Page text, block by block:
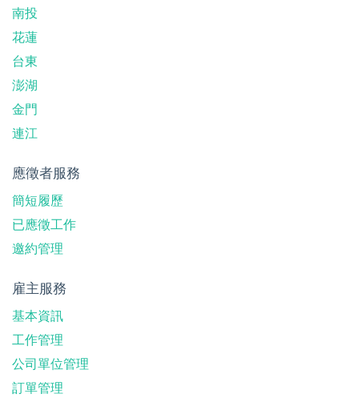
南投
花蓮
台東
澎湖
金門
連江
應徵者服務
簡短履歷
已應徵工作
邀約管理
雇主服務
基本資訊
工作管理
公司單位管理
訂單管理